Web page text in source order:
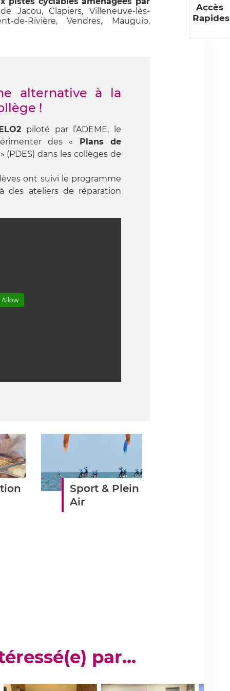
Accès
Rapides
Jacou, Clapiers, Villeneuve-lès-
de-Rivière, Vendres, Mauguio,
alternative à la
!
piloté par l’ADEME, le
des « Plans de
(PDES) dans les collèges de
ont suivi le programme
ateliers de réparation
Sport & Plein
Air
par…